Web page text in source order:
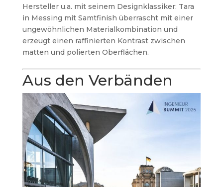
Hersteller u.a. mit seinem Designklassiker: Tara
in Messing mit Samtfinish überrascht mit einer
ungewöhnlichen Materialkombination und
erzeugt einen raffinierten Kontrast zwischen
matten und polierten Oberflächen.
Aus den Verbänden